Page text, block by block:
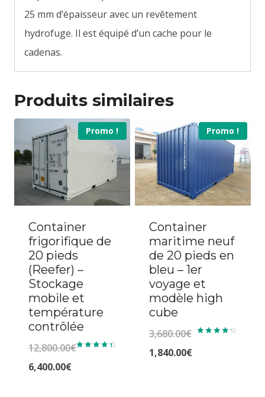
25 mm d’épaisseur avec un revêtement
hydrofuge. Il est équipé d’un cache pour le
cadenas.
Produits similaires
Promo !
Container
frigorifique de
20 pieds
(Reefer) –
Stockage
mobile et
température
contrôlée
12,800.00€
Le
6,400.00€
Promo !
Container
maritime neuf
de 20 pieds en
bleu – 1er
voyage et
modèle high
cube
3,680.00€
Le
1,840.00€